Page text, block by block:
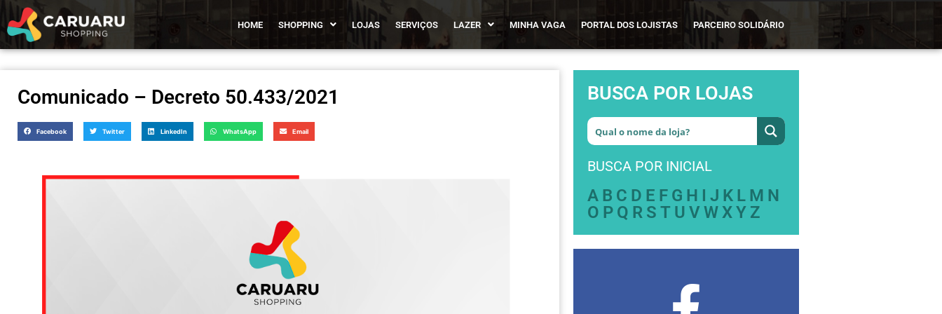
HOME SHOPPING LOJAS SERVIÇOS LAZER MINHA VAGA PORTAL DOS LOJISTAS PARCEIRO SOLIDÁRIO
Comunicado – Decreto 50.433/2021
Facebook Twitter LinkedIn WhatsApp Email
BUSCA POR LOJAS
BUSCA POR INICIAL
A B C D E F G H I J K L M N
O P Q R S T U V WXY Z